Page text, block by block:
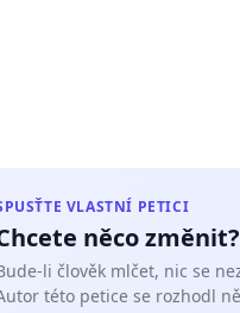
VLASTNÍ PETICI
něco změnit?
li člověk mlčet, nic se
této petice se rozhodl